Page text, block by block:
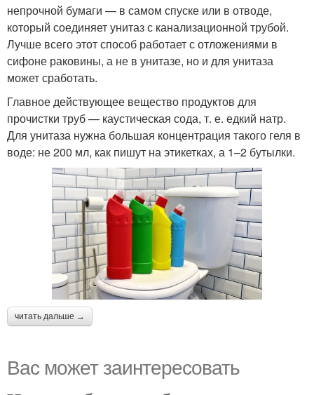
непрочной бумаги — в самом спуске или в отводе,
который соединяет унитаз с канализационной трубой.
Лучше всего этот способ работает с отложениями в
сифоне раковины, а не в унитазе, но и для унитаза
может сработать.
Главное действующее вещество продуктов для
прочистки труб — каустическая сода, т. е. едкий натр.
Для унитаза нужна большая концентрация такого геля в
воде: не 200 мл, как пишут на этикетках, а 1–2 бутылки.
читать дальше →
Вас может заинтересовать